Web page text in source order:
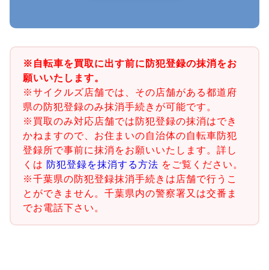
※自転車を買取に出す前に防犯登録の抹消をお
願いいたします。
※サイクルズ店舗では、その店舗がある都道府
県の防犯登録のみ抹消手続きが可能です。
※買取のみ対応店舗では防犯登録の抹消はでき
かねますので、お住まいの自治体の自転車防犯
登録所で事前に抹消をお願いいたします。詳し
くは 防犯登録を抹消する方法 をご覧ください。
※千葉県の防犯登録抹消手続きは店舗で行うこ
とができません。千葉県内の警察署又は交番ま
でお電話下さい。